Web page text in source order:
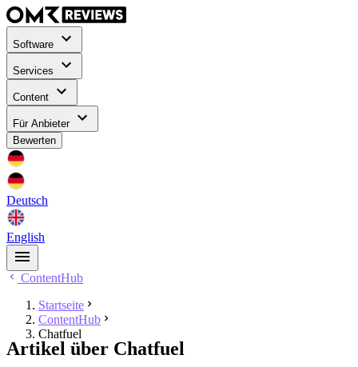
Software
Services
Content
Für Anbieter
Bewerten
Deutsch
English
ContentHub
Startseite
ContentHub
Chatfuel
Artikel über Chatfuel